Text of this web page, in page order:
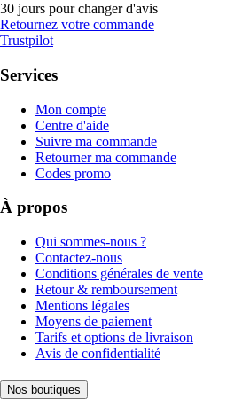
30 jours pour changer d'avis
Retournez votre commande
Trustpilot
Services
Mon compte
Centre d'aide
Suivre ma commande
Retourner ma commande
Codes promo
À propos
Qui sommes-nous ?
Contactez-nous
Conditions générales de vente
Retour & remboursement
Mentions légales
Moyens de paiement
Tarifs et options de livraison
Avis de confidentialité
Nos boutiques